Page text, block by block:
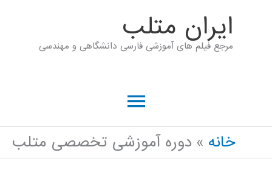
ايران متلب
مرجع فیلم های آموزشی فارسی دانشگاهی و مهندسی
فهرست
اصلی
خانه دوره آموزشی تخصصی متلب